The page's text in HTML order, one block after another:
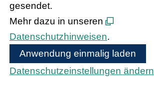
gesendet.
Mehr dazu in unseren
Datenschutzhinweisen.
Anwendung einmalig laden
Datenschutzeinstellungen ändern